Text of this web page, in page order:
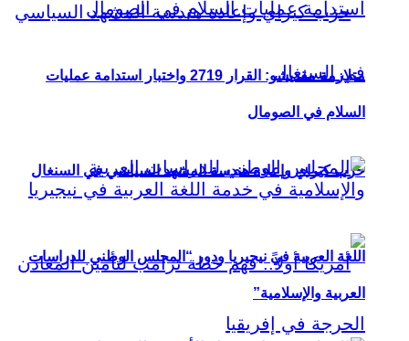
حزب كيراي وإعادة هندسة المشهد السياسي في السنغال
متلازمة مقديشو: القرار 2719 واختبار استدامة عمليات
السلام في الصومال
اللغة العربية في نيجيريا ودور “المجلس الوطني للدراسات
العربية والإسلامية”